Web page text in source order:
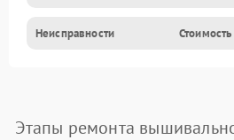
Неисправности Стоимость
Этапы ремонта